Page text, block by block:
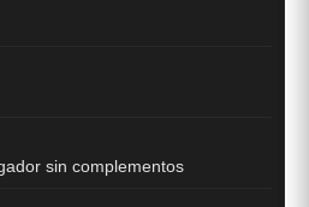
sin complementos